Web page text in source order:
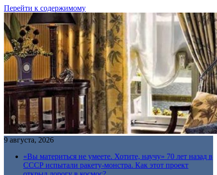
Перейти к содержимому
9 августа, 2026
«Вы материться не умеете. Хотите, научу» 70 лет назад в
СССР испытали ракету-монстра. Как этот проект